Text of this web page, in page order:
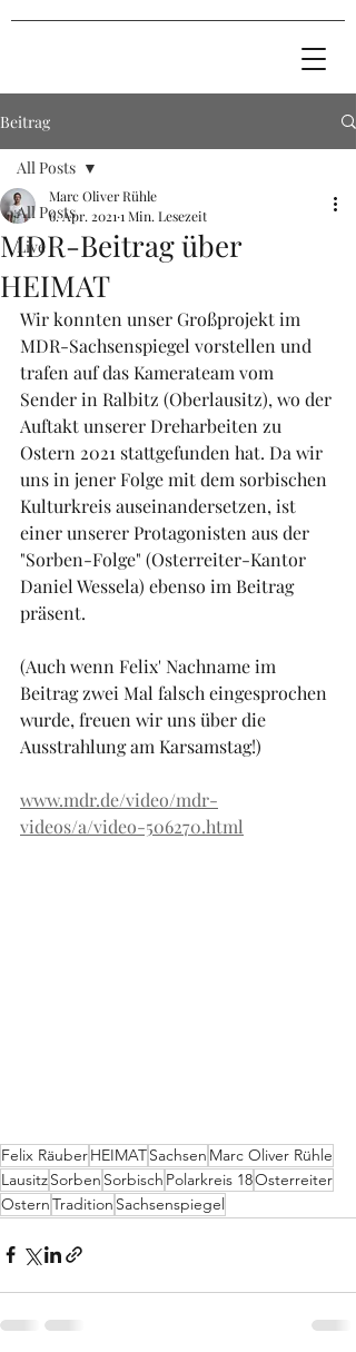
Beitrag
All Posts
Live
All Posts
MDR-Beitrag über
HEIMAT
Marc Oliver Rühle
6. Apr. 2021 1 Min. Lesezeit
Wir konnten unser Großprojekt im
MDR-Sachsenspiegel vorstellen und
trafen auf das Kamerateam vom
Sender in Ralbitz (Oberlausitz), wo der
Auftakt unserer Dreharbeiten zu
Ostern 2021 stattgefunden hat. Da wir
uns in jener Folge mit dem sorbischen
Kulturkreis auseinandersetzen, ist
einer unserer Protagonisten aus der
"Sorben-Folge" (Osterreiter-Kantor
Daniel Wessela) ebenso im Beitrag
präsent.
(Auch wenn Felix' Nachname im
Beitrag zwei Mal falsch eingesprochen
wurde, freuen wir uns über die
Ausstrahlung am Karsamstag!)
www.mdr.de/video/mdr-
videos/a/video-506270.html
Felix RäuberHEIMATSachsen Marc Oliver Rühle
LausitzSorben Sorbisch Polarkreis 18Osterreiter
OsternTradition Sachsenspiegel